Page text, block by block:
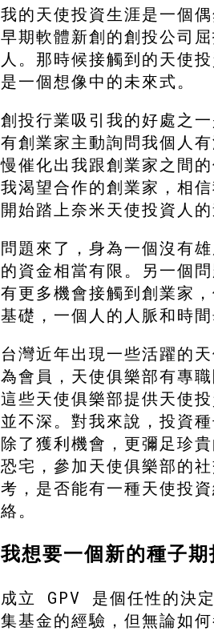
我的天使投資生涯是一個
早期軟體新創的創投公司
人。那時候接觸到的天使
是一個想像中的未來式。
創投行業吸引我的好處之
有創業家主動詢問我個人
慢催化出我跟創業家之間
我渴望合作的創業家，相
開始踏上奈米天使投資人的
問題來了，身為一個沒有
的資金相當有限。另一個
有更多機會接觸到創業家
基礎，一個人的人脈和時間
台灣近年出現一些活躍的
為會員，天使俱樂部有專
這些天使俱樂部提供天使
並不深。對我來說，投資
除了獲利機會，更彌足珍
恐宅，參加天使俱樂部的
考，是否能有一種天使投
絡。
我想要一個新的種子
成立 GPV 是個任性的決
集基金的經驗，但無論如